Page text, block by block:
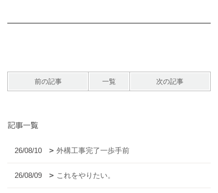
前の記事 一覧 次の記事
記事一覧
26/08/10 外構工事完了一歩手前
26/08/09 これをやりたい。